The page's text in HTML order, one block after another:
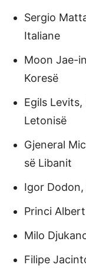
Sergio
Italiane
Moon Jae-
Koresë
Egils
Letonisë
Gjeneral
së Libanit
Igor
Princi
Milo
Filipe